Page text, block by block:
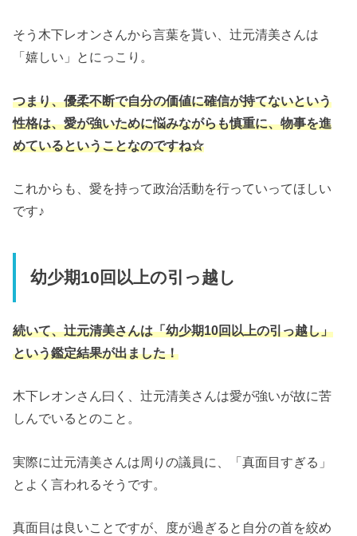
そう木下レオンさんから言葉を貰い、辻元清美さんは
「嬉しい」とにっこり。
つまり、優柔不断で自分の価値に確信が持てないという
性格は、愛が強いために悩みながらも慎重に、物事を進
めているということなのですね☆
これからも、愛を持って政治活動を行っていってほしい
です♪
幼少期10回以上の引っ越し
続いて、辻元清美さんは「幼少期10回以上の引っ越し」
という鑑定結果が出ました！
木下レオンさん曰く、辻元清美さんは愛が強いが故に苦
しんでいるとのこと。
実際に辻元清美さんは周りの議員に、「真面目すぎる」
とよく言われるそうです。
真面目は良いことですが、度が過ぎると自分の首を絞め